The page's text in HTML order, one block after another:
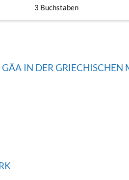
3 Buchstaben
IN DER GRIECHISCHEN